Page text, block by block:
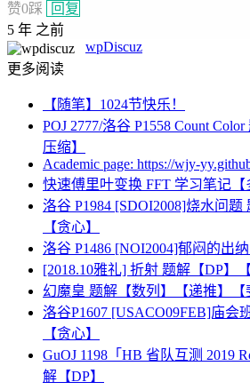
赞0踩
回复
5 年 之前
wpDiscuz
更多阅读
【随笔】1024节快乐！
POJ 2777/洛谷 P1558 Count
压缩】
Academic page: https://wjy-
快速傅里叶变换 FFT 学习笔记【
洛谷 P1984 [SDOI2008]烧水问题
【贪心】
洛谷 P1486 [NOI2004]郁闷的出
[2018.10雅礼] 折射 题解【DP】
幻魔皇 题解【数列】【递推】【
洛谷P1607 [USACO09FEB]庙会
【贪心】
GuOJ 1198「HB 省队互测 2019
解【DP】